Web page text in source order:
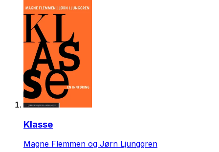
Klasse
Magne Flemmen og Jørn Ljunggren